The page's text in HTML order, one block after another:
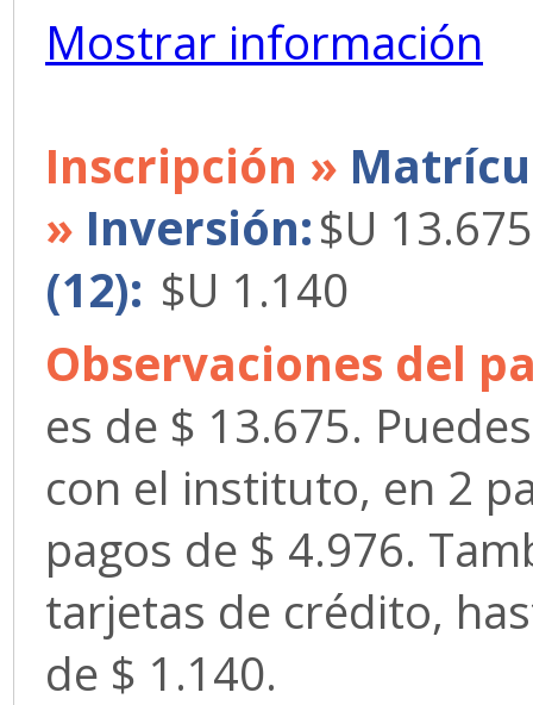
Mostrar información
Inscripción »
» Inversión:$U 13.675
(12): $U 1.140
Observaciones del
es de $ 13.675.
con el instituto, en 2
pagos de $ 4.976.
tarjetas de crédito,
de $ 1.140.